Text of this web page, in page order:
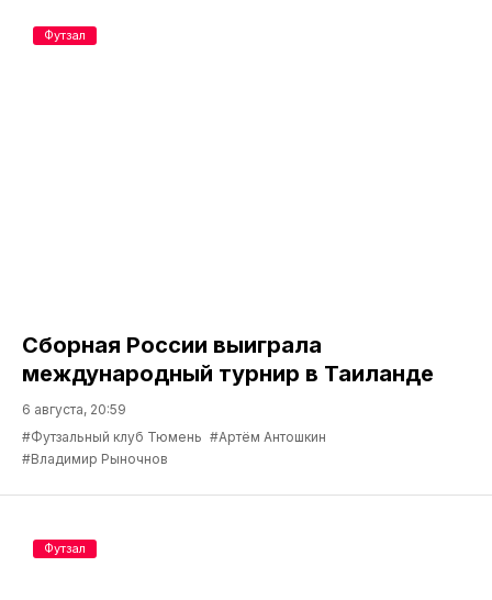
Сборная России выиграла
международный турнир в Таиланде
6 августа, 20:59
#Футзальный клуб Тюмень #Артём Антошкин
#Владимир Рыночнов
Футзал
Футзал